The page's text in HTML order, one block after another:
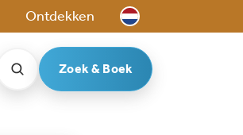
Ontdekken
Zoek & Boek